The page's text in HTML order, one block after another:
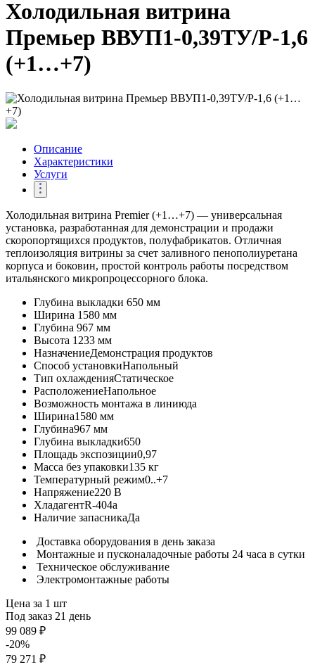
Холодильная витрина
Премьер ВВУП1-0,39ТУ/Р-1,6
(+1…+7)
Описание
Характеристики
Услуги
Холодильная витрина Premier (+1…+7) — универсальная
установка, разработанная для демонстрации и продажи
скоропортящихся продуктов, полуфабрикатов. Отличная
теплоизоляция витрины за счет заливного пенополиуретана
корпуса и боковин, простой контроль работы посредством
итальянского микропроцессорного блока.
Глубина выкладки 650 мм
Ширина 1580 мм
Глубина 967 мм
Высота 1233 мм
НазначениеДемонстрация продуктов
Способ установкиНапольный
Тип охлажденияСтатическое
РасположениеНапольное
Возможность монтажа в линиюда
Ширина1580 мм
Глубина967 мм
Глубина выкладки650
Площадь экспозиции0,97
Масса без упаковки135 кг
Температурный режим0..+7
Напряжение220 В
ХладагентR-404a
Наличие запасникаДа
Доставка оборудования в день заказа
Монтажные и пусконаладочные работы 24 часа в сутки
Техническое обслуживание
Электромонтажные работы
Цена за 1 шт
Под заказ 21 день
99 089 ₽
-20%
79 271 ₽